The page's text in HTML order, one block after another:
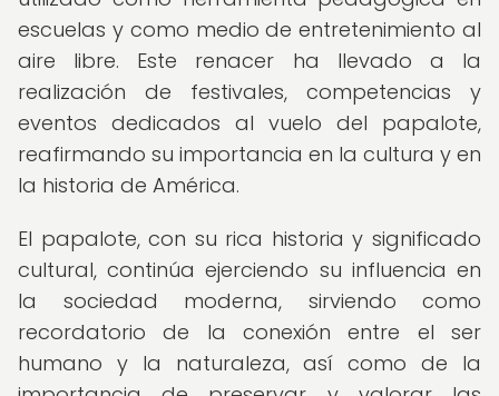
escuelas y como medio de entretenimiento al
aire libre. Este renacer ha llevado a la
realización de festivales, competencias y
eventos dedicados al vuelo del papalote,
reafirmando su importancia en la cultura y en
la historia de América.
El papalote, con su rica historia y significado
cultural, continúa ejerciendo su influencia en
la sociedad moderna, sirviendo como
recordatorio de la conexión entre el ser
humano y la naturaleza, así como de la